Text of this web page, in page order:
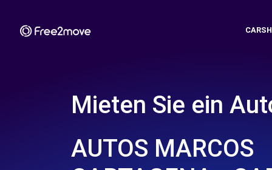
Mieten Sie ein
AUTOS MARCOS